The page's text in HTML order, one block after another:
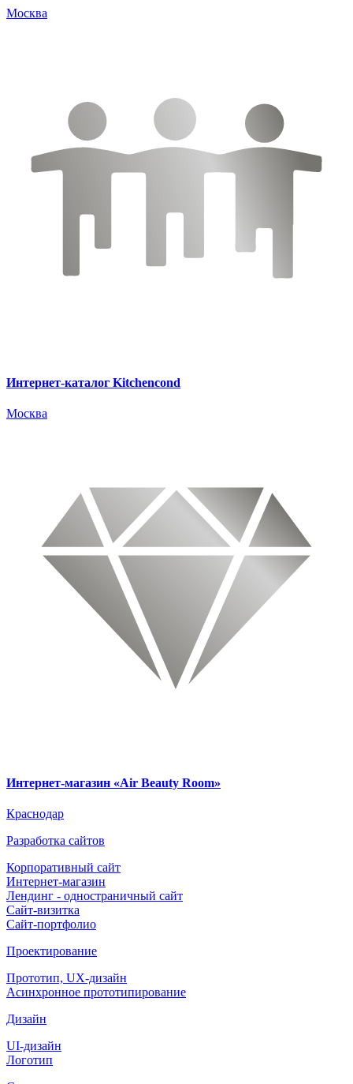
Москва
Интернет-каталог Kitchencond
Москва
Интернет-магазин «Air Beauty Room»
Краснодар
Разработка сайтов
Корпоративный сайт
Интернет-магазин
Лендинг - одностраничный сайт
Сайт-визитка
Сайт-портфолио
Проектирование
Прототип, UX-дизайн
Асинхронное прототипирование
Дизайн
UI-дизайн
Логотип